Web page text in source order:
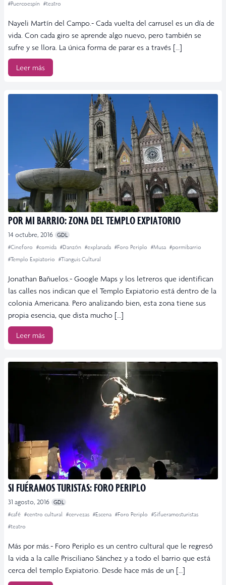
#Puercoespín #teatro
Nayeli Martín del Campo.- Cada vuelta del carrusel es un día de
vida. Con cada giro se aprende algo nuevo, pero también se
sufre y se llora. La única forma de parar es a través […]
Leer más
POR MI BARRIO: ZONA DEL TEMPLO EXPIATORIO
14 octubre, 2016 GDL
#Cineforo #comida #Danzón #explanada #Foro Periplo #Musa #pormibarrio
#Templo Expiatorio #Tianguis Cultural
Jonathan Bañuelos.- Google Maps y los letreros que identifican
las calles nos indican que el Templo Expiatorio está dentro de la
colonia Americana. Pero analizando bien, esta zona tiene sus
propia esencia, que dista mucho […]
Leer más
SI FUÉRAMOS TURISTAS: FORO PERIPLO
31 agosto, 2016 GDL
#café #centro cultural #cervezas #Escena #Foro Periplo #Sifueramosturistas
#teatro
Más por más.- Foro Periplo es un centro cultural que le regresó
la vida a la calle Prisciliano Sánchez y a todo el barrio que está
cerca del templo Expiatorio. Desde hace más de un […]